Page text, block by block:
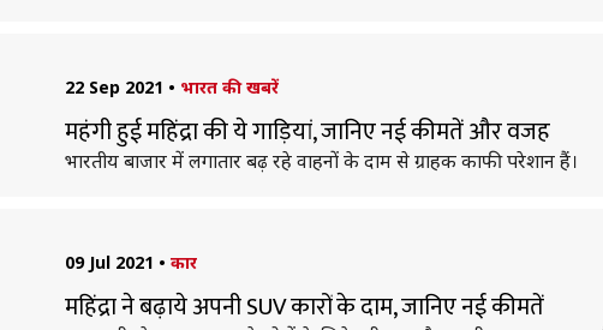
22 Sep 2021 • भारत की खबरें
महंगी हुई महिंद्रा की ये गाड़ियां, जानिए नई कीमतें और वजह
भारतीय बाजार में लगातार बढ़ रहे वाहनों के दाम से ग्राहक काफी परेशान हैं।
09 Jul 2021 • कार
महिंद्रा ने बढ़ाये अपनी SUV कारों के दाम, जानिए नई कीमतें